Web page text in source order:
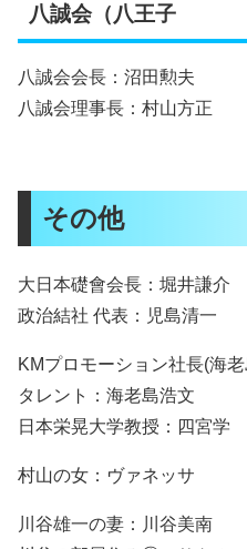
八誠会（八王子
八誠会会長：沼田勲夫
八誠会理事長：村山方正
その他
大日本礎會会長：堀井謙介
政治結社 代表：児島清一
KMプロモーション社長(海
タレント：海老島浩文
日本栄晃大学教授：四宮学
村山の女：ヴァネッサ
川谷雄一の妻：川谷美南